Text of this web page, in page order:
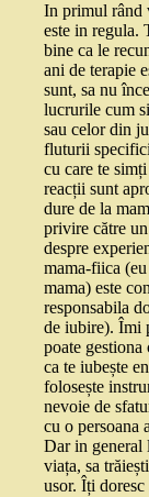
In primul rând
este in regula.
bine ca le
ani de terapie
sunt, sa nu
lucrurile cum
sau celor din
fluturii
cu care te
reacții sunt
dure de la
privire către
despre
mama-fiica
mama) este
responsabila
de iubire). Îmi
poate gestiona
ca te iubește
folosește
nevoie de
cu o persoana
Dar in general
viața, sa
usor. Îți